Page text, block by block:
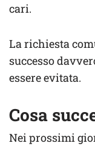
cari.
La richiesta
successo
essere evitata.
Cosa
Nei prossimi